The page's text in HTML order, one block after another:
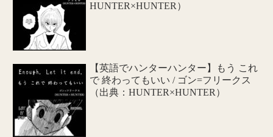
HUNTER×HUNTER）
【英語でハンターハンター】もう これ
で 終わってもいい / ゴン=フリークス
（出典：HUNTER×HUNTER）